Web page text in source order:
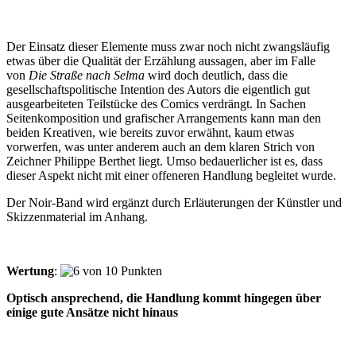
Der Einsatz dieser Elemente muss zwar noch nicht zwangsläufig
etwas über die Qualität der Erzählung aussagen, aber im Falle
von Die Straße nach Selma wird doch deutlich, dass die
gesellschaftspolitische Intention des Autors die eigentlich gut
ausgearbeiteten Teilstücke des Comics verdrängt. In Sachen
Seitenkomposition und grafischer Arrangements kann man den
beiden Kreativen, wie bereits zuvor erwähnt, kaum etwas
vorwerfen, was unter anderem auch an dem klaren Strich von
Zeichner Philippe Berthet liegt. Umso bedauerlicher ist es, dass
dieser Aspekt nicht mit einer offeneren Handlung begleitet wurde.
Der Noir-Band wird ergänzt durch Erläuterungen der Künstler und
Skizzenmaterial im Anhang.
Wertung:
Optisch ansprechend, die Handlung kommt hingegen über
einige gute Ansätze nicht hinaus